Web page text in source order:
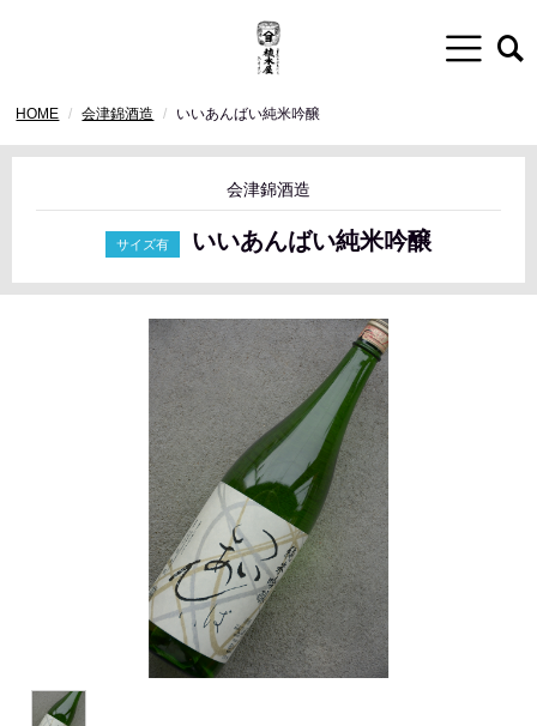
HOME 会津錦酒造 いいあんばい純米吟醸
会津錦酒造
いいあんばい純米吟醸